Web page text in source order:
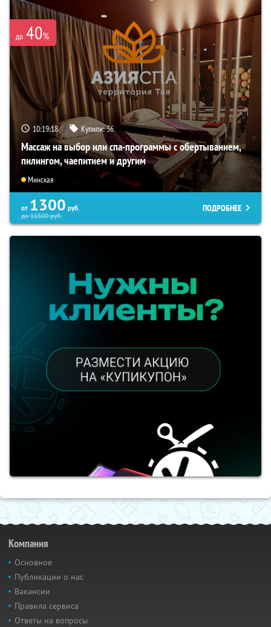
до 40%
10:19:17 Купили:36
Массаж на выбор или спа-программы с обертыванием,
пилингом, чаепитием и другим
Минская
от 1300 руб.
до16500руб.
ПОДРОБНЕЕ
Компания
Основное
Публикации о нас
Вакансии
Правила сервиса
Ответы на вопросы